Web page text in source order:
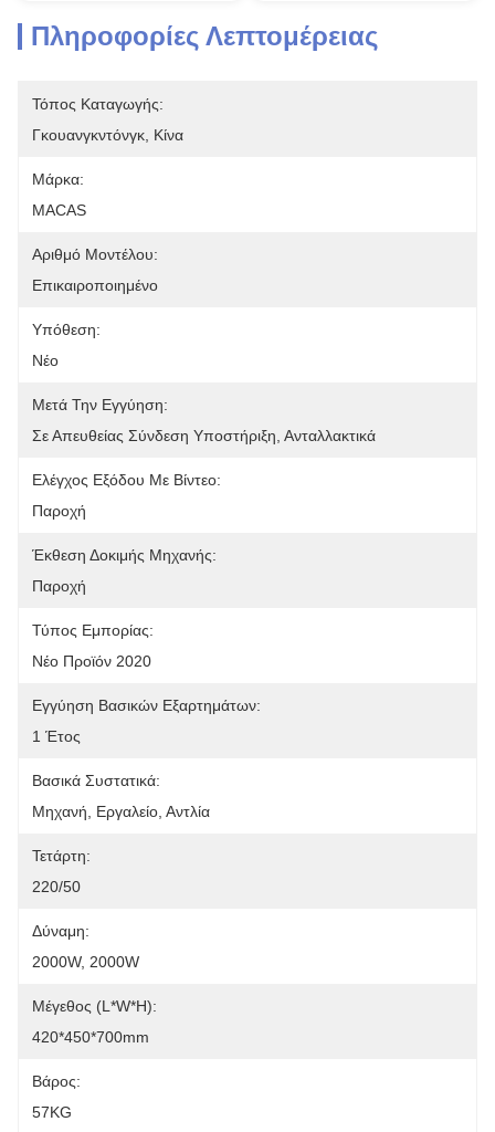
Πληροφορίες Λεπτομέρειας
Τόπος Καταγωγής:
Γκουανγκντόνγκ, Κίνα
Μάρκα:
MACAS
Αριθμό Μοντέλου:
Επικαιροποιημένο
Υπόθεση:
Νέο
Μετά Την Εγγύηση:
Σε Απευθείας Σύνδεση Υποστήριξη, Ανταλλακτικά
Ελέγχος Εξόδου Με Βίντεο:
Παροχή
Έκθεση Δοκιμής Μηχανής:
Παροχή
Τύπος Εμπορίας:
Νέο Προϊόν 2020
Εγγύηση Βασικών Εξαρτημάτων:
1 Έτος
Βασικά Συστατικά:
Μηχανή, Εργαλείο, Αντλία
Τετάρτη:
220/50
Δύναμη:
2000W, 2000W
Μέγεθος (L*W*H):
420*450*700mm
Βάρος:
57KG